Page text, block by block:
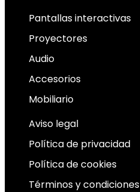
Pantallas interactivas
Proyectores
Audio
Accesorios
Mobiliario
Aviso legal
Política de privacidad
Política de cookies
Términos y condiciones